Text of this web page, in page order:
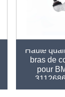
Haute
bras de
pour